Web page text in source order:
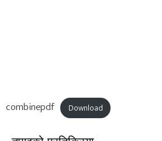
combinepdf Download